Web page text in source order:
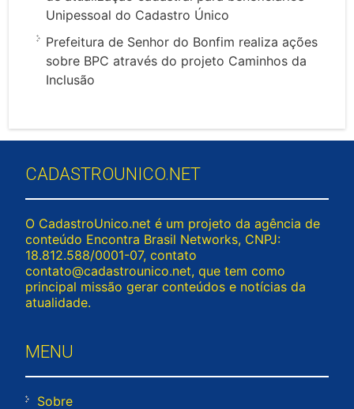
Unipessoal do Cadastro Único
Prefeitura de Senhor do Bonfim realiza ações
sobre BPC através do projeto Caminhos da
Inclusão
CADASTROUNICO.NET
O CadastroUnico.net é um projeto da agência de
conteúdo Encontra Brasil Networks, CNPJ:
18.812.588/0001-07, contato
contato@cadastrounico.net, que tem como
principal missão gerar conteúdos e notícias da
atualidade.
MENU
Sobre